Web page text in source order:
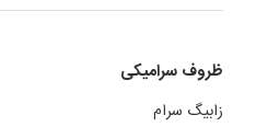
ظروف سرامیکی
زابیگ سرام